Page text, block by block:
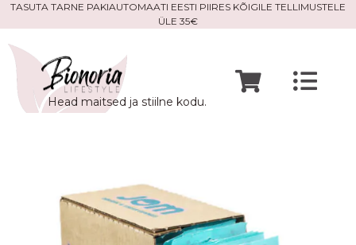
Skip
to
content
TASUTA TARNE PAKIAUTOMAATI EESTI PIIRES KÕIGILE TELLIMUSTELE
ÜLE 35€
Head maitsed ja stiilne kodu.